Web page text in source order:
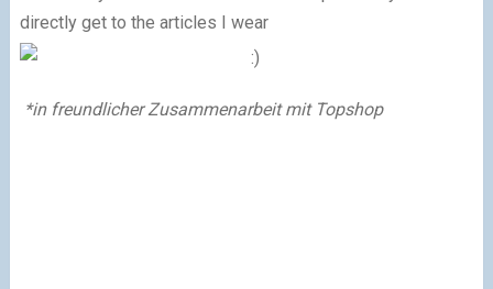
directly get to the articles I wear
*in freundlicher Zusammenarbeit mit Topshop